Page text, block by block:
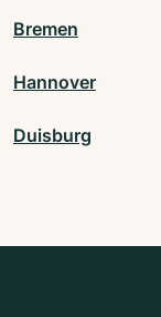
Bremen
Hannover
Duisburg